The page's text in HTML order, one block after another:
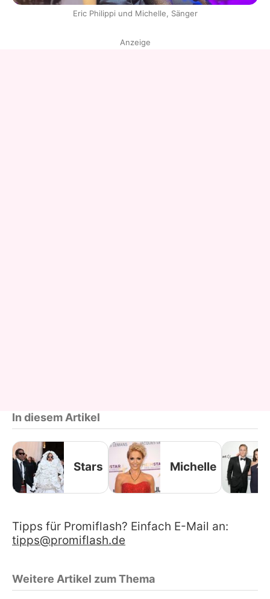
Eric Philippi und Michelle, Sänger
Anzeige
In diesem Artikel
Stars Michelle
Tipps für Promiflash? Einfach E-Mail an:
tipps@promiflash.de
Weitere Artikel zum Thema